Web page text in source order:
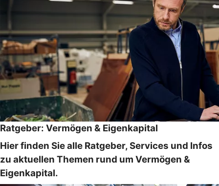
Ratgeber: Vermögen & Eigenkapital
Hier finden Sie alle Ratgeber, Services und Infos
zu aktuellen Themen rund um Vermögen &
Eigenkapital.